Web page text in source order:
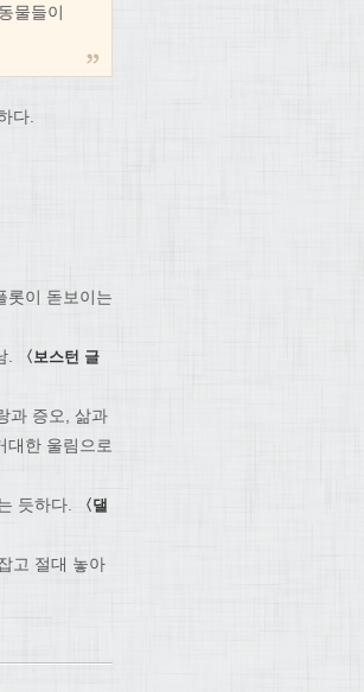
물들이
다.
롯이 돋보이는
.
〈보스턴 글
과 증오, 삶과
대한 울림으로
듯하다.
〈댈
고 절대 놓아